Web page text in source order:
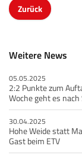
Zurück
Weitere News
05.05.2025
2:2 Punkte zum
Woche geht es
30.04.2025
Hohe Weide statt
Gast beim ETV